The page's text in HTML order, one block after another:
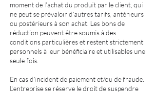
moment de l’achat du produit par le client, qui
ne peut se prévaloir d’autres tarifs, antérieurs
ou postérieurs à son achat. Les bons de
réduction peuvent être soumis à des
conditions particulières et restent strictement
personnels à leur bénéficiaire et utilisables une
seule fois.
En cas d’incident de paiement et/ou de fraude.
L’entreprise se réserve le droit de suspendre